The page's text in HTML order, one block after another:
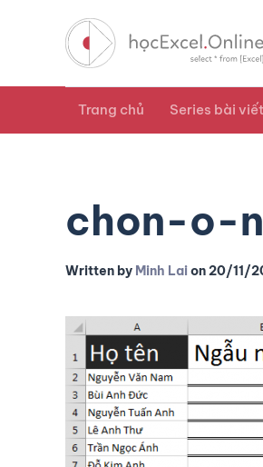
Trang chủ Series bài viết
chon-o-
Written by Minh Laion20/11/